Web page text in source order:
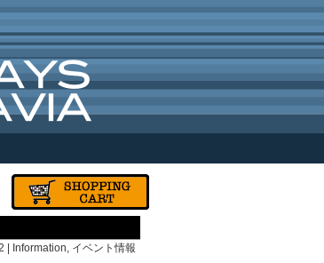
| Information, イベント情報